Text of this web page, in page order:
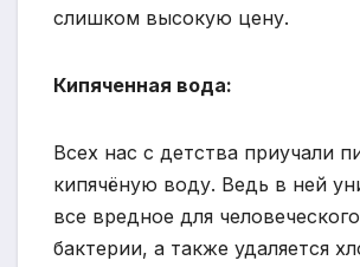
слишком высокую цену.
Кипяченная вода:
Всех нас с детства приучали
кипячёную воду. Ведь в ней
все вредное для
бактерии, а также удаляется